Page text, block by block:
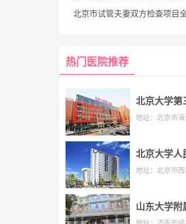
北京市试管夫妻双方检查项目全
热门医院推荐
北京大学第
地址：北京市
北京大学人
山东大学附